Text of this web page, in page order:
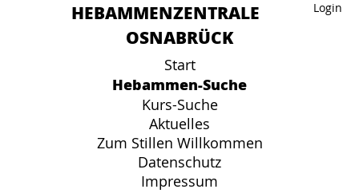
Login
HEBAMMENZENTRALE
OSNABRÜCK
Start
Hebammen-Suche
Kurs-Suche
Aktuelles
Zum Stillen Willkommen
Datenschutz
Impressum
Login
HEBAMMENZENTRALE
OSNABRÜCK
Start
Hebammen-Suche
Kurs-Suche
Aktuelles
Zum Stillen Willkommen
Datenschutz
Impressum